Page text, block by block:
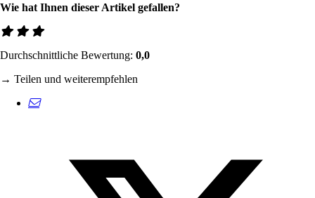
Wie hat Ihnen dieser Artikel gefallen?
Durchschnittliche Bewertung: 0,0
→ Teilen und weiterempfehlen